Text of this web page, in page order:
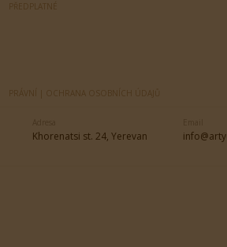
PŘEDPLATNÉ
PRÁVNÍ | OCHRANA OSOBNÍCH ÚDAJŮ
Khorenatsi st. 24, Yerevan